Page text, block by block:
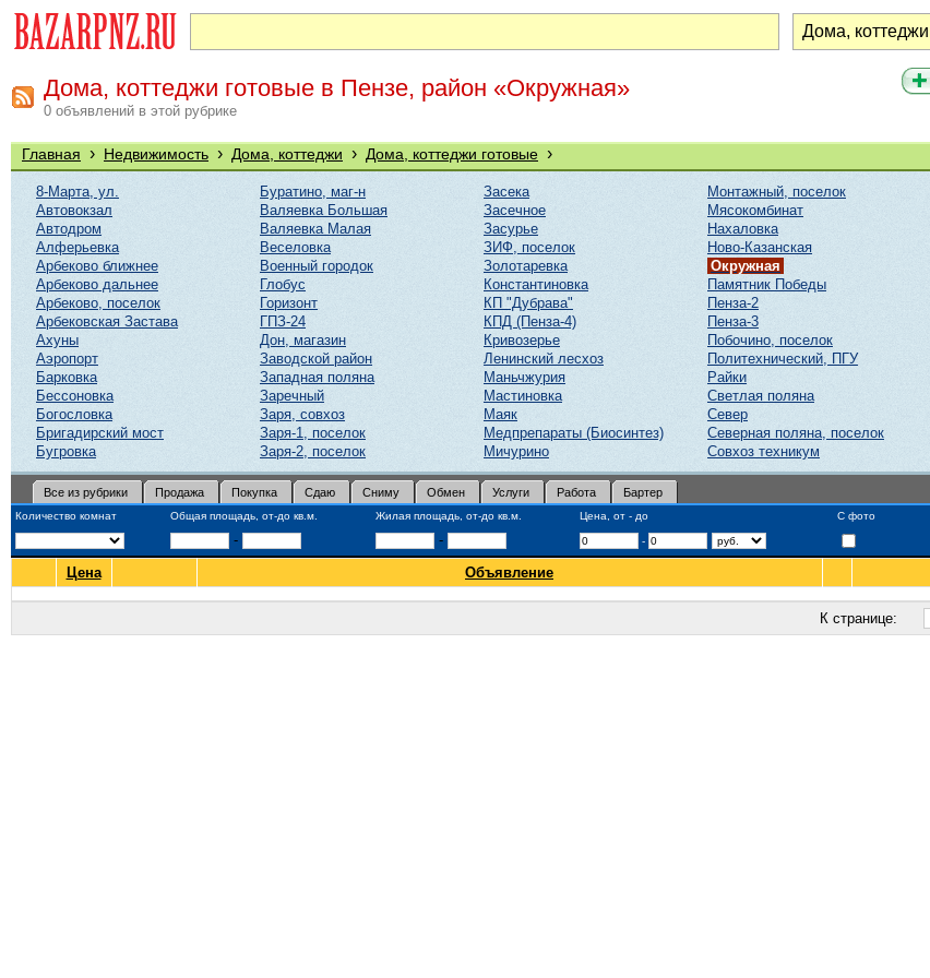
Дома, коттеджи готовые в Пензе, район «Окружная»
0 объявлений в этой рубрике
Главная › Недвижимость › Дома, коттеджи › Дома, коттеджи готовые ›
8-Марта, ул.
Автовокзал
Автодром
Алферьевка
Арбеково ближнее
Арбеково дальнее
Арбеково, поселок
Арбековская Застава
Ахуны
Аэропорт
Барковка
Бессоновка
Богословка
Бригадирский мост
Бугровка
Буратино, маг-н
Валяевка Большая
Валяевка Малая
Веселовка
Военный городок
Глобус
Горизонт
ГПЗ-24
Дон, магазин
Заводской район
Западная поляна
Заречный
Заря, совхоз
Заря-1, поселок
Заря-2, поселок
Засека
Засечное
Засурье
ЗИФ, поселок
Золотаревка
Константиновка
КП "Дубрава"
КПД (Пенза-4)
Кривозерье
Ленинский лесхоз
Маньчжурия
Мастиновка
Маяк
Медпрепараты (Биосинтез)
Мичурино
Монтажный, поселок
Мясокомбинат
Нахаловка
Ново-Казанская
Окружная
Памятник Победы
Пенза-2
Пенза-3
Побочино, поселок
Политехнический, ПГУ
Райки
Светлая поляна
Север
Северная поляна, поселок
Совхоз техникум
Все из рубрики Продажа Покупка Сдаю Сниму Обмен Услуги Работа Бартер
Количество комнат Общая площадь, от-до кв.м. Жилая площадь, от-до кв.м. Цена, от - до С фото
- - -
Цена Объявление
К странице: